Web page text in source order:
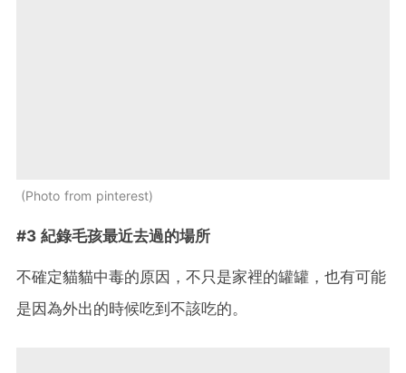
Photo from pinterest
#3 紀錄毛孩最近去過的場所
不確定貓貓中毒的原因，不只是家裡的罐罐，也有可能
是因為外出的時候吃到不該吃的。